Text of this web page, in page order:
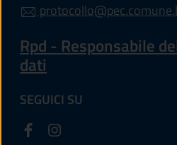
Rpd - Responsabile
dati
SEGUICI SU